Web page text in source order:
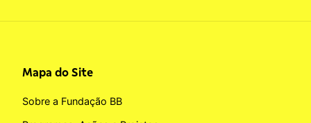
Mapa do Site
Sobre a Fundação BB